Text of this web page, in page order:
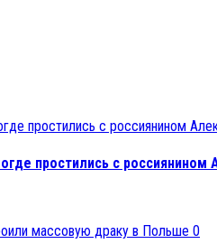
простились с
0